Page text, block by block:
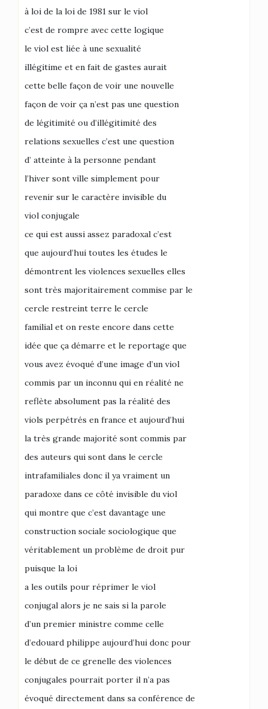
à loi de la loi de 1981 sur le viol
c’est de rompre avec cette logique
le viol est liée à une sexualité
illégitime et en fait de gastes aurait
cette belle façon de voir une nouvelle
façon de voir ça n’est pas une question
de légitimité ou d’illégitimité des
relations sexuelles c’est une question
d’ atteinte à la personne pendant
l’hiver sont ville simplement pour
revenir sur le caractère invisible du
viol conjugale
ce qui est aussi assez paradoxal c’est
que aujourd’hui toutes les études le
démontrent les violences sexuelles elles
sont très majoritairement commise par le
cercle restreint terre le cercle
familial et on reste encore dans cette
idée que ça démarre et le reportage que
vous avez évoqué d’une image d’un viol
commis par un inconnu qui en réalité ne
reflète absolument pas la réalité des
viols perpétrés en france et aujourd’hui
la très grande majorité sont commis par
des auteurs qui sont dans le cercle
intrafamiliales donc il ya vraiment un
paradoxe dans ce côté invisible du viol
qui montre que c’est davantage une
construction sociale sociologique que
véritablement un problème de droit pur
puisque la loi
a les outils pour réprimer le viol
conjugal alors je ne sais si la parole
d’un premier ministre comme celle
d’edouard philippe aujourd’hui donc pour
le début de ce grenelle des violences
conjugales pourrait porter il n’a pas
évoqué directement dans sa conférence de